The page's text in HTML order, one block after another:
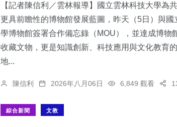
【記者陳信利／雲林報導】國立雲林科技大學為
更具前瞻性的博物館發展藍圖，昨天（5日）與國
學博物館簽署合作備忘錄（MOU），並達成博物
收藏文物，更是知識創新、科技應用與文化教育
地...
陳信利 2026年八月06日 6,849 觀看
綜合新聞 文教